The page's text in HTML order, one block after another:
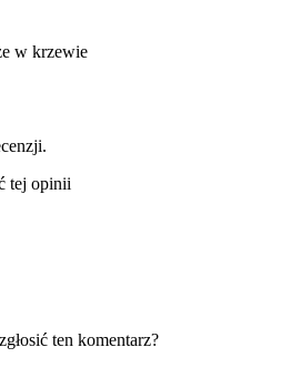
w krzewie
tej opinii
ten komentarz?